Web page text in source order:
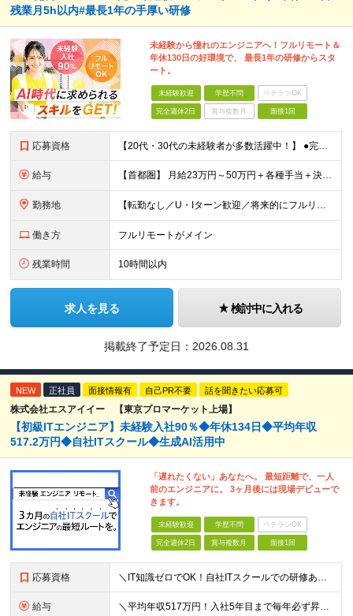
残業月5h以内#最長1年の手厚い研修
未経験から憧れのエンジニアへ！フルリモート＆
年休130日の好環境で、 最長1年の研修からスタ
ート。
未経験歓迎 学歴不問 ベテランOK
完全週休2日 賞与複数月 面接1回
応募資格 【20代・30代の未経験者が多数活躍中！】 ●完全未経験、第二新卒、既卒、フリーターの方大歓迎！ ●学歴・職歴・転職回数・ブランク一切不問 ※34歳までの方（若年層の長期キャリア形成を図るため） ★
給与 【首都圏】 月給23万円～50万円＋各種手当＋決算賞与 【大阪】 月給22万円～50万円＋各種手当＋決算賞与 【愛知】 月給21.5万円～50万円＋各種手当＋決算賞与 【福岡・宮城】 月給20万
勤務地 【転勤なし／U・Iターン歓迎／将来的にフルリモートOK】 本社（新宿区）、大阪支店、名古屋支店または東京都・神奈川県・千葉県・埼玉県・愛知県・大阪府・福岡県をはじめ、全国のプロジェクト先 ※ご希望を
働き方 フルリモートがメイン
残業時間 10時間以内
求人を見る 検討中に入れる
掲載終了予定日： 2026.08.31
NEW 正社員 面接情報有 自己PR不要 話を聞きたい応募可
株式会社エスアイイー 【東京プロマーケット上場】
【初級ITエンジニア】未経験入社90％◆年休134日◆平均年収
517.2万円◆自社ITスクール◆生成AI活用中
「遅れたくない」あなたへ。 最短距離で、一人
前のエンジニアに。 3ヶ月後には現場デビューで
きます。
未経験歓迎 学歴不問 ベテランOK
完全週休2日 賞与複数月 面接1回
応募資格 ＼IT知識ゼロでOK！自社ITスクールでの研修あり／ ■完全未経験OK(文系出身70％) ■第二新卒歓迎 ■学歴不問 └社会人未経験の方も歓迎します！ 5名以上の採用を予定しているので、同期と入社も
給与 ＼平均年収517万円！入社5年目まで毎年必ず昇給／ ■賞与年3回 ■年収800万円以上も可 ■入社3年以上の平均年収469.2万円 月給23万2000円以上＋賞与年3回＋各種手当 ☆入社5年目まで最